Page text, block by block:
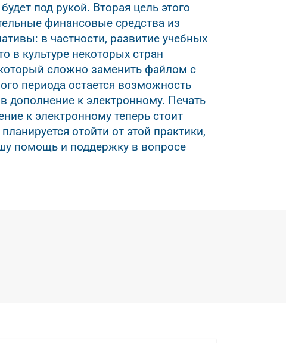
под рукой. Вторая цель этого
финансовые средства из
в частности, развитие учебных
в культуре некоторых стран
сложно заменить файлом с
периода остается возможность
дополнение к электронному. Печать
к электронному теперь стоит
отойти от этой практики,
помощь и поддержку в вопросе